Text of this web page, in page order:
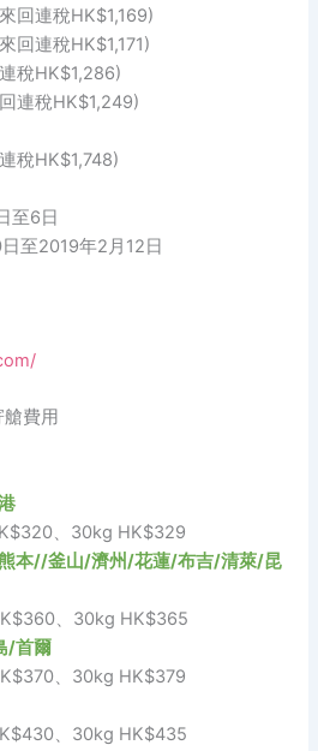
回連稅HK$1,169)
回連稅HK$1,171)
稅HK$1,286)
連稅HK$1,249)
稅HK$1,748)
至6日
至2019年2月12日
費用
、30kg HK$329
本//釜山/濟州/花蓮/布吉/清萊/昆
、30kg HK$365
/首爾
、30kg HK$379
、30kg HK$435